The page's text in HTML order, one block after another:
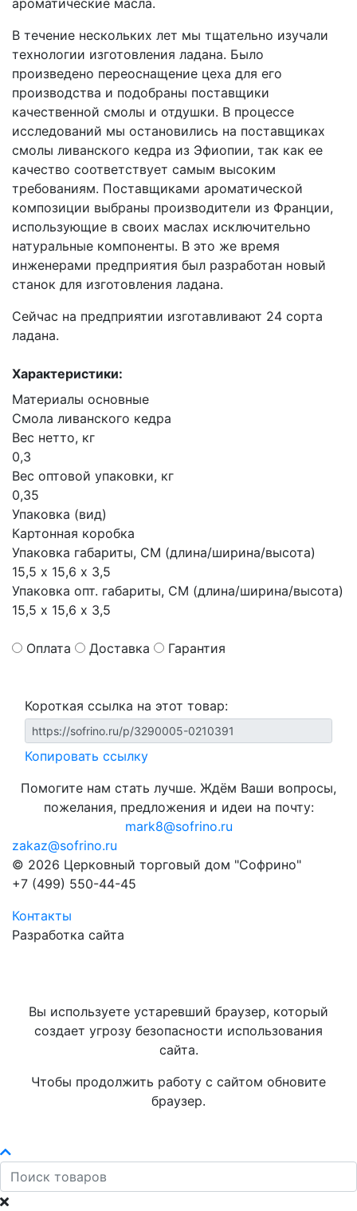
ароматические масла.
В течение нескольких лет мы тщательно изучали
технологии изготовления ладана. Было
произведено переоснащение цеха для его
производства и подобраны поставщики
качественной смолы и отдушки. В процессе
исследований мы остановились на поставщиках
смолы ливанского кедра из Эфиопии, так как ее
качество соответствует самым высоким
требованиям. Поставщиками ароматической
композиции выбраны производители из Франции,
использующие в своих маслах исключительно
натуральные компоненты. В это же время
инженерами предприятия был разработан новый
станок для изготовления ладана.
Сейчас на предприятии изготавливают 24 сорта
ладана.
Характеристики:
Материалы основные
Смола ливанского кедра
Вес нетто, кг
0,3
Вес оптовой упаковки, кг
0,35
Упаковка (вид)
Картонная коробка
Упаковка габариты, СМ (длина/ширина/высота)
15,5 х 15,6 х 3,5
Упаковка опт. габариты, СМ (длина/ширина/высота)
15,5 х 15,6 х 3,5
Оплата Доставка Гарантия
Короткая ссылка на этот товар:
Копировать ссылку
Помогите нам стать лучше. Ждём Ваши вопросы,
пожелания, предложения и идеи на почту:
mark8@sofrino.ru
zakaz@sofrino.ru
© 2026 Церковный торговый дом "Софрино"
+7 (499) 550-44-45
Контакты
Разработка сайта
Вы используете устаревший браузер, который
создает угрозу безопасности использования
сайта.
Чтобы продолжить работу с сайтом обновите
браузер.